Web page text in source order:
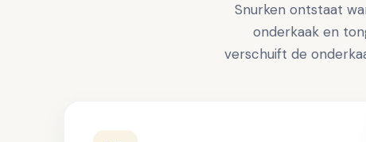
Snurken ontstaat
onderkaak en
verschuift de